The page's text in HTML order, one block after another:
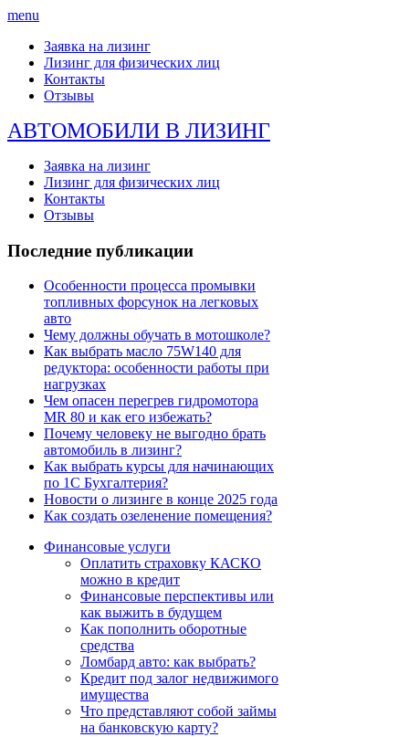
menu
Заявка на лизинг
Лизинг для физических лиц
Контакты
Отзывы
АВТОМОБИЛИ В ЛИЗИНГ
Заявка на лизинг
Лизинг для физических лиц
Контакты
Отзывы
Последние публикации
Особенности процесса промывки
топливных форсунок на легковых
авто
Чему должны обучать в мотошколе?
Как выбрать масло 75W140 для
редуктора: особенности работы при
нагрузках
Чем опасен перегрев гидромотора
MR 80 и как его избежать?
Почему человеку не выгодно брать
автомобиль в лизинг?
Как выбрать курсы для начинающих
по 1С Бухгалтерия?
Новости о лизинге в конце 2025 года
Как создать озеленение помещения?
Финансовые услуги
Оплатить страховку КАСКО
можно в кредит
Финансовые перспективы или
как выжить в будущем
Как пополнить оборотные
средства
Ломбард авто: как выбрать?
Кредит под залог недвижимого
имущества
Что представляют собой займы
на банковскую карту?